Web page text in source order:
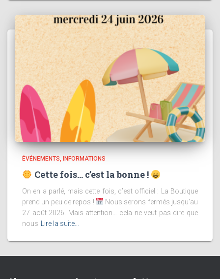
ÉVÉNEMENTS INFORMATIONS
Cette fois… c’est la bonne !
On en a parlé, mais cette fois, c’est officiel : La Boutique
prend un peu de repos !
Nous serons fermés jusqu’au
27 août 2026. Mais attention… cela ne veut pas dire que
nous
Lire la suite…